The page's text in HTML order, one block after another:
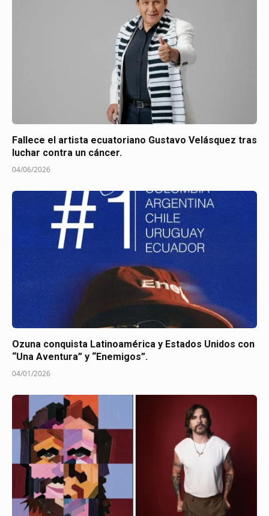
Fallece el artista ecuatoriano Gustavo Velásquez tras
luchar contra un cáncer.
04/06/2026
Ozuna conquista Latinoamérica y Estados Unidos con
“Una Aventura” y “Enemigos”.
04/01/2026